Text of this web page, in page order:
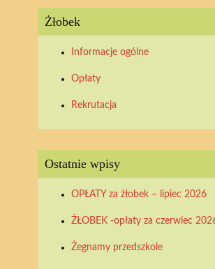
Żłobek
Informacje ogólne
Opłaty
Rekrutacja
Ostatnie wpisy
OPŁATY za żłobek – lipiec 2026
ŻŁOBEK -opłaty za czerwiec
Żegnamy przedszkole